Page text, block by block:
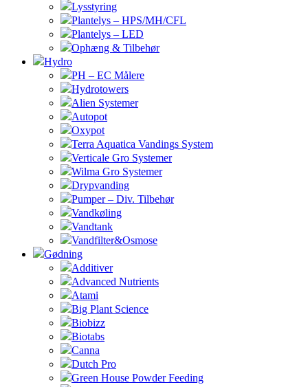
Lysstyring
Plantelys – HPS/MH/CFL
Plantelys – LED
Ophæng & Tilbehør
Hydro
PH – EC Målere
Hydrotowers
Alien Systemer
Autopot
Oxypot
Terra Aquatica Vandings System
Verticale Gro Systemer
Wilma Gro Systemer
Drypvanding
Pumper – Div. Tilbehør
Vandkøling
Vandtank
Vandfilter&Osmose
Gødning
Additiver
Advanced Nutrients
Atami
Big Plant Science
Biobizz
Biotabs
Canna
Dutch Pro
Green House Powder Feeding